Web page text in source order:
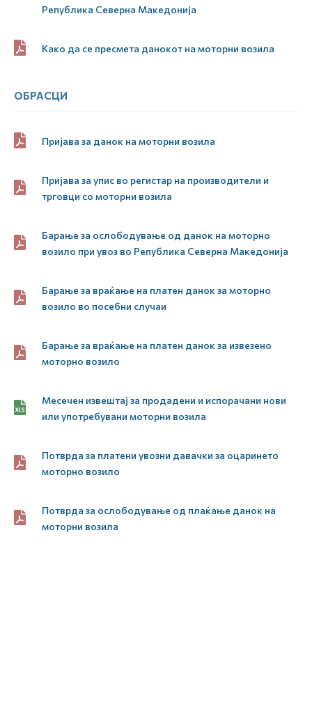
Република Северна Македонија
Како да се пресмета данокот на моторни возила
ОБРАСЦИ
Пријава за данок на моторни возила
Пријава за упис во регистар на производители и
трговци со моторни возила
Барање за ослободување од данок на моторно
возило при увоз во Република Северна Македонија
Барање за враќање на платен данок за моторно
возило во посебни случаи
Барање за враќање на платен данок за извезено
моторно возило
Месечен извештај за продадени и испорачани нови
или употребувани моторни возила
Потврда за платени увозни давачки за оцаринето
моторно возило
Потврда за ослободување од плаќање данок на
моторни возила